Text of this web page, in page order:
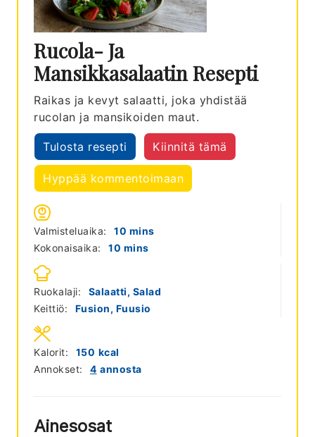
Rucola- Ja
Mansikkasalaatin Resepti
Raikas ja kevyt salaatti, joka yhdistää
rucolan ja mansikoiden maut.
Tulosta resepti Kiinnitä tämä
Hyppää kommentoimaan
Valmisteluaika: 10 minutes
mins
Kokonaisaika:
10 minutes
mins
Ruokalaji:
Salaatti, Salad
Keittiö:
Fusion, Fuusio
Annokset: 4 annosta
Kalorit: 150 kcal
Ainesosat